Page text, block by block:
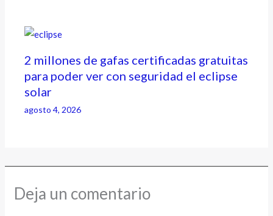
2 millones de gafas certificadas gratuitas
para poder ver con seguridad el eclipse
solar
agosto 4, 2026
Deja un comentario